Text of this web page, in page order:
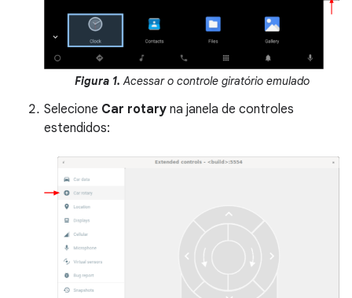
Figura 1. Acessar o controle giratório emulado
Selecione Car rotary na janela de controles
estendidos: